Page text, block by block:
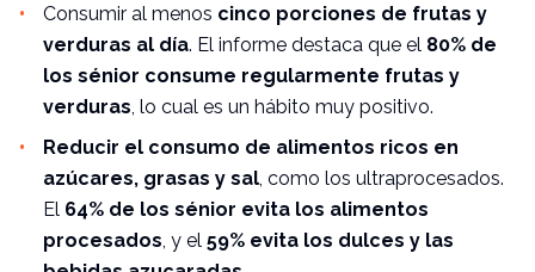
Consumir al menos cinco porciones de frutas y
verduras al día. El informe destaca que el 80% de
los sénior consume regularmente frutas y
verduras, lo cual es un hábito muy positivo.
Reducir el consumo de alimentos ricos en
azúcares, grasas y sal, como los ultraprocesados.
El 64% de los sénior evita los alimentos
procesados, y el 59% evita los dulces y las